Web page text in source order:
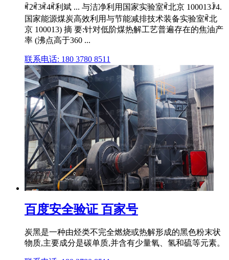
ꎬ2ꎬ3ꎬ4ꎬ利斌 ... 与洁净利用国家实验室ꎬ北京 100013ꎻ4.
国家能源煤炭高效利用与节能减排技术装备实验室ꎬ北
京 100013) 摘 要:针对低阶煤热解工艺普遍存在的焦油产
率 (沸点高于360 ...
联系电话: 180 3780 8511
百度安全验证 百家号
炭黑是一种由烃类不完全燃烧或热解形成的黑色粉末状
物质,主要成分是碳单质,并含有少量氧、氢和硫等元素。